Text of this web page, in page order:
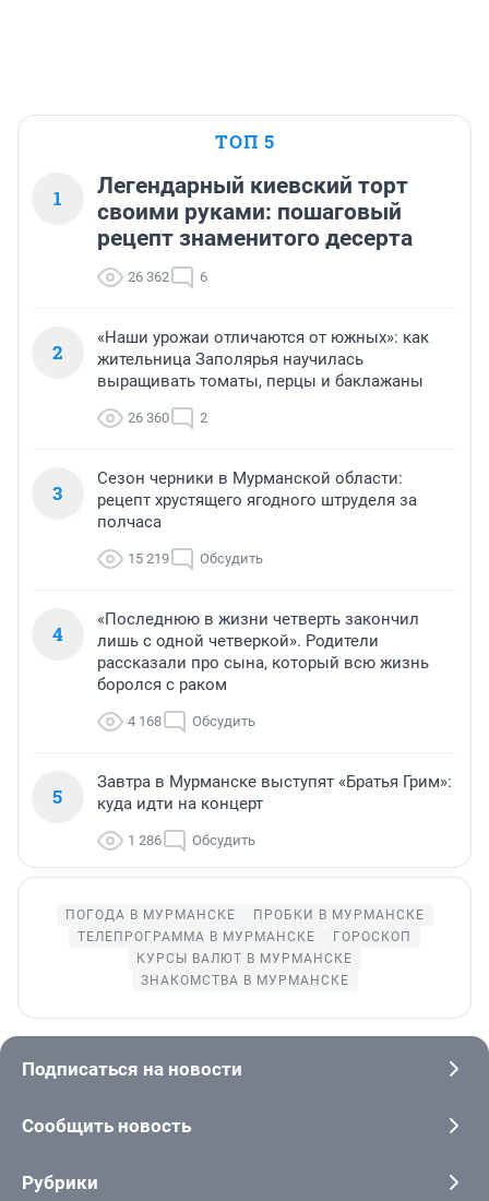
ТОП 5
1
Легендарный киевский торт
своими руками: пошаговый
рецепт знаменитого десерта
26 362 6
2
«Наши урожаи отличаются от южных»: как
жительница Заполярья научилась
выращивать томаты, перцы и баклажаны
26 360 2
3
Сезон черники в Мурманской области:
рецепт хрустящего ягодного штруделя за
полчаса
15 219 Обсудить
4
«Последнюю в жизни четверть закончил
лишь с одной четверкой». Родители
рассказали про сына, который всю жизнь
боролся с раком
4 168 Обсудить
5
Завтра в Мурманске выступят «Братья Грим»:
куда идти на концерт
1 286 Обсудить
ПОГОДА В МУРМАНСКЕ
ПРОБКИ В МУРМАНСКЕ
ТЕЛЕПРОГРАММА В МУРМАНСКЕ
ГОРОСКОП
КУРСЫ ВАЛЮТ В МУРМАНСКЕ
ЗНАКОМСТВА В МУРМАНСКЕ
Подписаться на новости
Сообщить новость
Рубрики